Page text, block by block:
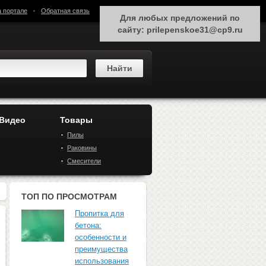
портале Обратная связь
Товары
Пилы
Раковины
Смесители
ТОП ПО ПРОСМОТРАМ
Пропитка для
бетона:
особенности и
преимущества
использования
Для любых предложений по
сайту: prilepenskoe31@cp9.ru